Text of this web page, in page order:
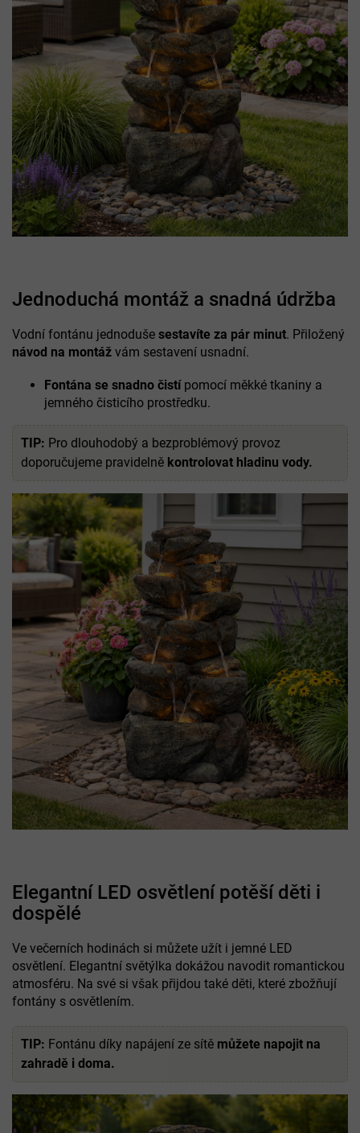
Jednoduchá montáž a snadná údržba
Vodní fontánu jednoduše sestavíte za pár minut. Přiložený
návod na montáž vám sestavení usnadní.
Fontána se snadno čistípomocí měkké tkaniny a
jemného čisticího prostředku.
TIP: Pro dlouhodobý a bezproblémový provoz
doporučujeme pravidelně kontrolovat hladinu vody.
Elegantní LED osvětlení potěší děti i
dospělé
Ve večerních hodinách si můžete užít i jemné LED
osvětlení. Elegantní světýlka dokážou navodit romantickou
atmosféru. Na své si však přijdou také děti, které zbožňují
fontány s osvětlením.
TIP: Fontánu díky napájení ze sítě můžete napojit na
zahradě i doma.